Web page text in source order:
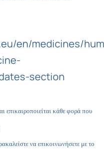
en/medicines/
section
επικαιροποιείται κάθε φορά που
να επικοινωνήσετε με το